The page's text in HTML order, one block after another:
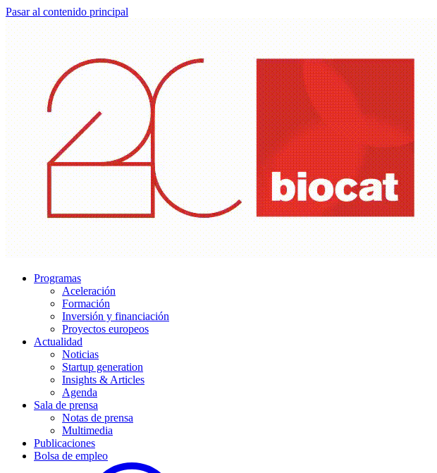
Pasar al contenido principal
Programas
Aceleración
Formación
Inversión y financiación
Proyectos europeos
Actualidad
Noticias
Startup generation
Insights & Articles
Agenda
Sala de prensa
Notas de prensa
Multimedia
Publicaciones
Bolsa de empleo